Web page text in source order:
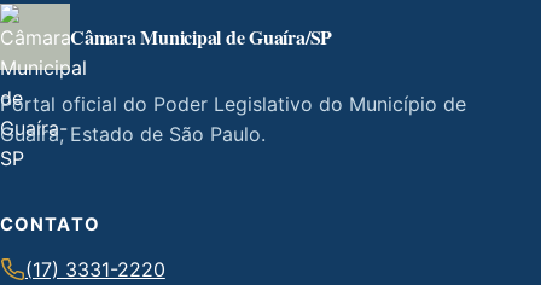
Câmara Municipal de Guaíra/SP
Portal oficial do Poder Legislativo do Município de
Guaíra, Estado de São Paulo.
CONTATO
(17) 3331-2220